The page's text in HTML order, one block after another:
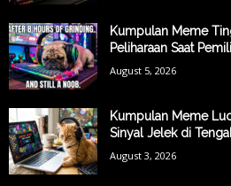
Kumpulan Meme
Peliharaan Saat
August 5, 2026
Kumpulan Meme
Sinyal Jelek di
August 3, 2026